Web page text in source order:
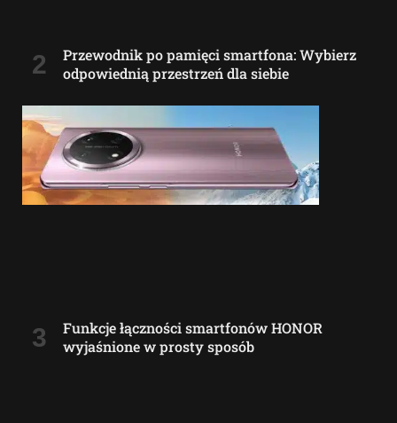
Przewodnik po pamięci smartfona: Wybierz
odpowiednią przestrzeń dla siebie
Funkcje łączności smartfonów HONOR
wyjaśnione w prosty sposób